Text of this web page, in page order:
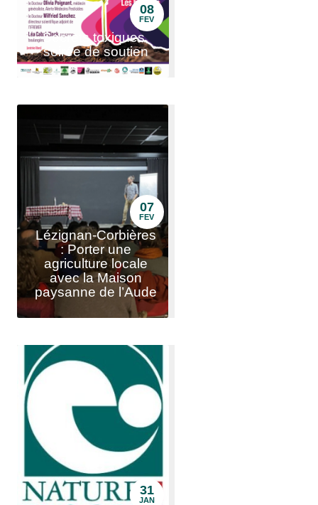
08
FEV
Secrets toxiques,
soirée de soutien
07
FEV
Lézignan-Corbières
: Porter une
agriculture locale
avec la Maison
paysanne de l’Aude
31
JAN